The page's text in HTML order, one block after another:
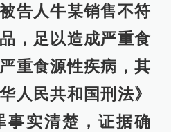
告人牛某销售不符
，足以造成严重食
重食源性疾病，其
人民共和国刑法》
事实清楚，证据确